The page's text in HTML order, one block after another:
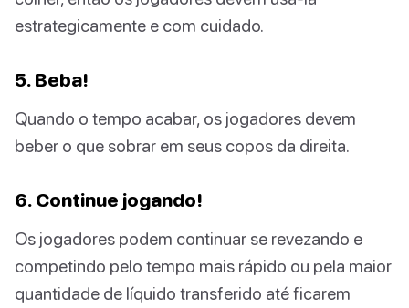
estrategicamente e com cuidado.
5. Beba!
Quando o tempo acabar, os jogadores devem
beber o que sobrar em seus copos da direita.
6. Continue jogando!
Os jogadores podem continuar se revezando e
competindo pelo tempo mais rápido ou pela maior
quantidade de líquido transferido até ficarem